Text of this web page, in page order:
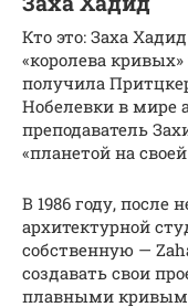
Кто это: Заха
«королева
получила
Нобелевки в мире
преподаватель
«планетой на
В 1986 году, после
архитектурной
собственную —
создавать свои
плавными